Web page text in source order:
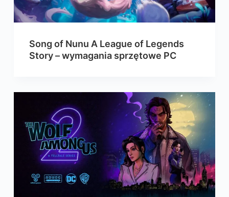
Song of Nunu A League of Legends
Story – wymagania sprzętowe PC